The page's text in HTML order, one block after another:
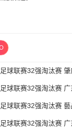
球联赛32强淘汰赛
球联赛32强淘汰赛
球联赛32强淘汰赛 藝
球联赛32强淘汰赛